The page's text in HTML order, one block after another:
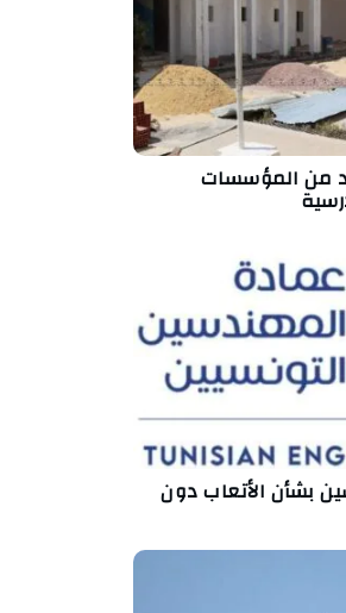
من المؤسسات
بشأن الأتعاب دون